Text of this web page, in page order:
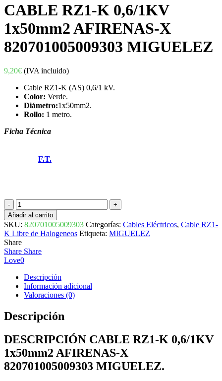
CABLE RZ1-K 0,6/1KV
1x50mm2 AFIRENAS-X
820701005009303 MIGUELEZ
9,20€ (IVA incluido)
Cable RZ1-K (AS) 0,6/1 kV.
Color: Verde.
Diámetro:1x50mm2.
Rollo: 1 metro.
Ficha Técnica
F.T.
CABLE
RZ1-
K
0,6/1KV
1x50mm2
AFIRENAS-
X
820701005009303
MIGUELEZ
cantidad
Añadir al carrito
SKU: 820701005009303 Categorías: Cables Eléctricos, Cable RZ1-
K Libre de Halogeneos Etiqueta: MIGUELEZ
Share
Share Share
Love0
Descripción
Información adicional
Valoraciones (0)
Descripción
DESCRIPCIÓN CABLE RZ1-K 0,6/1KV
1x50mm2 AFIRENAS-X
820701005009303 MIGUELEZ.